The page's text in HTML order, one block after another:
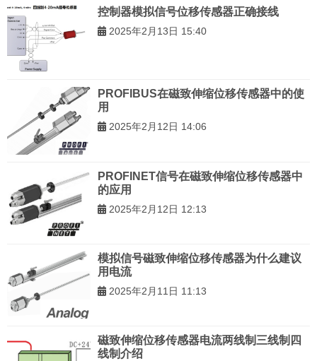
控制器模拟信号位移传感器正确接线
2025年2月13日 15:40
PROFIBUS在磁致伸缩位移传感器中的使
用
2025年2月12日 14:06
PROFINET信号在磁致伸缩位移传感器中
的应用
2025年2月12日 12:13
模拟信号磁致伸缩位移传感器为什么建议
用电流
2025年2月11日 11:13
磁致伸缩位移传感器电流两线制三线制四
线制介绍